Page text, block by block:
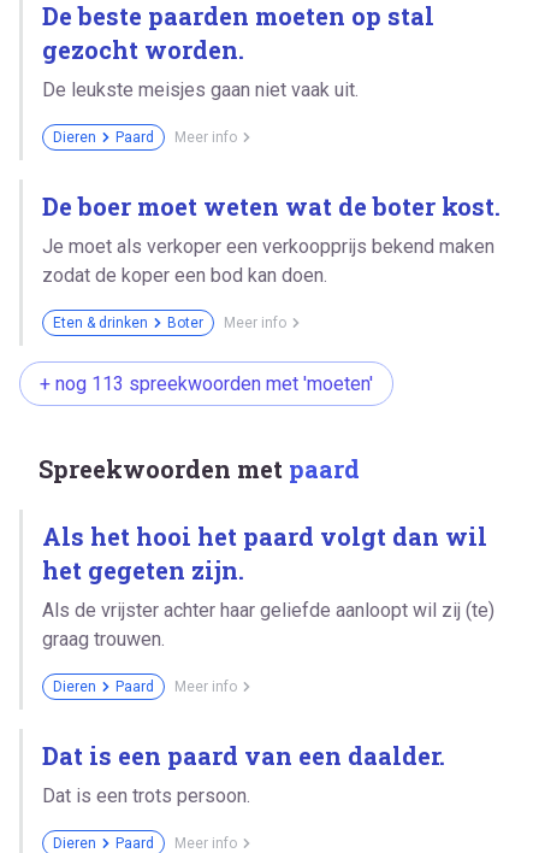
De beste paarden moeten op stal
gezocht worden.
De leukste meisjes gaan niet vaak uit.
Dieren Paard Meer info
De boer moet weten wat de boter kost.
Je moet als verkoper een verkoopprijs bekend maken
zodat de koper een bod kan doen.
Eten & drinken Boter Meer info
+ nog 113 spreekwoorden met 'moeten'
Spreekwoorden met paard
Als het hooi het paard volgt dan wil
het gegeten zijn.
Als de vrijster achter haar geliefde aanloopt wil zij (te)
graag trouwen.
Dieren Paard Meer info
Dat is een paard van een daalder.
Dat is een trots persoon.
Dieren Paard Meer info